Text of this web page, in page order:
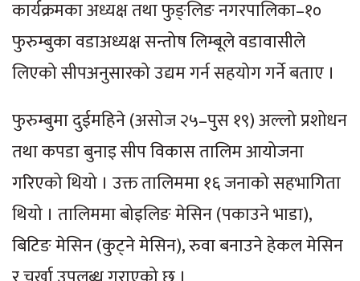
कार्यक्रमका अध्यक्ष तथा फुङ्लिङ नगरपालिका–१०
फुरुम्बुका वडाअध्यक्ष सन्तोष लिम्बूले वडावासीले
लिएको सीपअनुसारको उद्यम गर्न सहयोग गर्ने बताए ।
फुरुम्बुमा दुईमहिने (असोज २५–पुस १९) अल्लो प्रशोधन
तथा कपडा बुनाइ सीप विकास तालिम आयोजना
गरिएको थियो । उक्त तालिममा १६ जनाको सहभागिता
थियो । तालिममा बोइलिङ मेसिन (पकाउने भाडा),
बिटिङ मेसिन (कुट्ने मेसिन), रुवा बनाउने हेकल मेसिन